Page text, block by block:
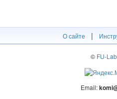
О сайте |
© FU-Lab
Email: